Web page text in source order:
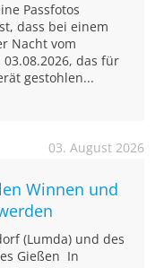
Passfotos
dass bei einem
Nacht vom
das für
gestohlen...
03. August 2026
Winnen und
(Lumda) und des
Gießen In